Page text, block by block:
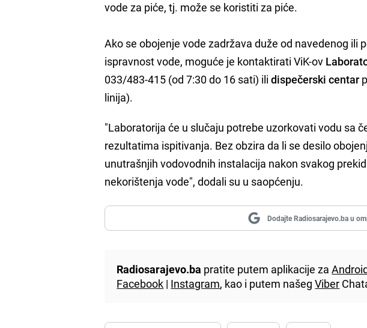
vode za piće, tj. može se koristiti za piće.
Ako se obojenje vode zadržava duže od navedenog ili
ispravnost vode, moguće je kontaktirati ViK-ov
033/483-415 (od 7:30 do 16 sati) ilidispečerski centar
linija).
"Laboratorija će u slučaju potrebe uzorkovati vodu sa
rezultatima ispitivanja. Bez obzira da li se desilo
unutrašnjih vodovodnih instalacija nakon svakog
nekorištenja vode", dodali su u saopćenju.
Dodajte Radiosarajevo.ba u
Radiosarajevo.ba pratite putem aplikacije za
Facebook | Instagram, kao i putem našegViber